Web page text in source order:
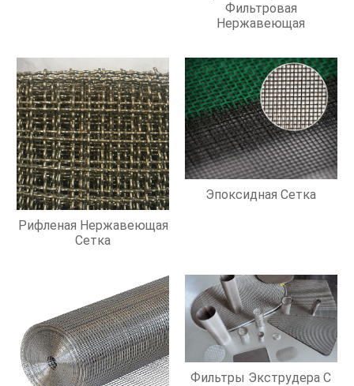
Фильтровая
Нержавеющая
Рифленая Нержавеющая
Сетка
Эпоксидная Сетка
Фильтры Экструдера С